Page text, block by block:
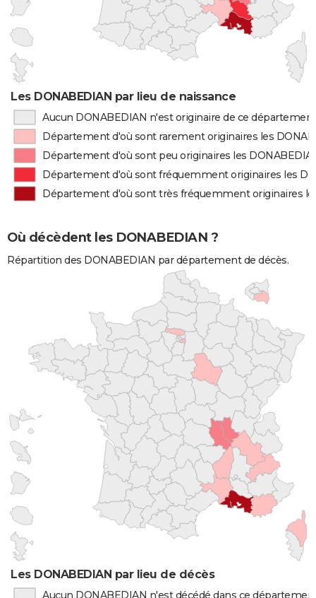
Les DONABEDIAN par lieu de naissance
Aucun DONABEDIAN n'est originaire de ce département
Département d'où sont rarement originaires les
Département d'où sont peu originaires les
Département d'où sont fréquemment originaires les
Département d'où sont très fréquemment originaires
Où décèdent les DONABEDIAN ?
Répartition des DONABEDIAN par département de décès.
Les DONABEDIAN par lieu de décès
Aucun DONABEDIAN n'est décédé dans ce